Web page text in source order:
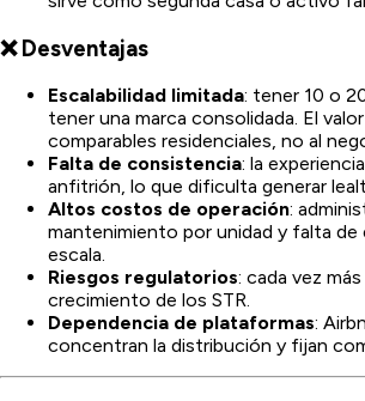
❌ Desventajas
Escalabilidad limitada: tener 10 o
tener una marca consolidada. El
comparables residenciales, no al
Falta de consistencia: la
anfitrión, lo que dificulta generar
Altos costos de operación:
mantenimiento por unidad y falta de
escala.
Riesgos regulatorios: cada vez
crecimiento de los STR.
Dependencia de plataformas:
concentran la distribución y fijan